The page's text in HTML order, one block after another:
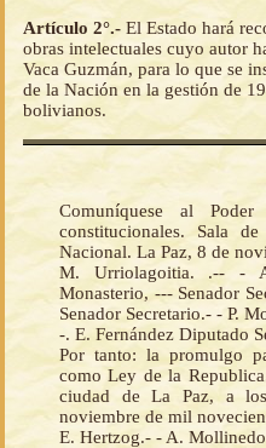
Artículo 2°.- El Estado hará
obras intelectuales cuyo autor
Vaca Guzmán, para lo que se
de la Nación en la gestión de
bolivianos.
Comuníquese al
constitucionales. Sala
Nacional. La Paz, 8 de
M. Urriolagoitia. .-- -
Monasterio, --- Senador
Senador Secretario.- - P.
-. E. Fernández Diputado
Por tanto: la promulgo
como Ley de la
ciudad de La Paz, a
noviembre de mil
E. Hertzog.- - A.